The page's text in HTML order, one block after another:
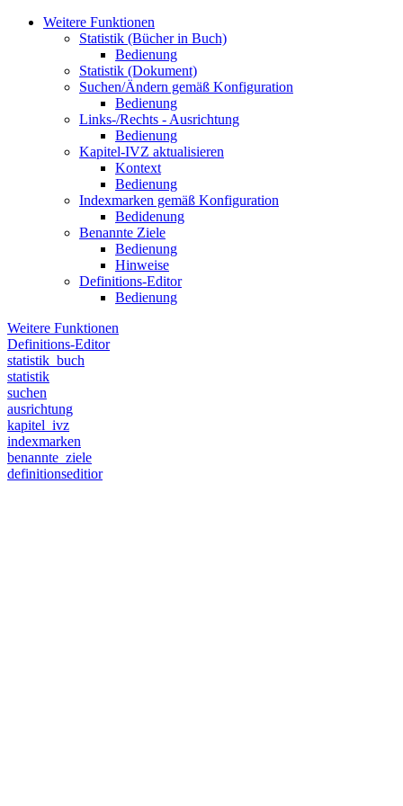
Weitere Funktionen
Statistik (Bücher in Buch)
Bedienung
Statistik (Dokument)
Suchen/Ändern gemäß Konfiguration
Bedienung
Links-/Rechts - Ausrichtung
Bedienung
Kapitel-IVZ aktualisieren
Kontext
Bedienung
Indexmarken gemäß Konfiguration
Bedidenung
Benannte Ziele
Bedienung
Hinweise
Definitions-Editor
Bedienung
Weitere Funktionen
Definitions-Editor
statistik_buch
statistik
suchen
ausrichtung
kapitel_ivz
indexmarken
benannte_ziele
definitionseditior